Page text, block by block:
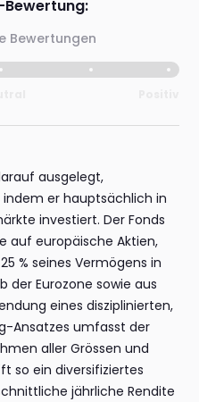
Bewertungen
ausgelegt,
er hauptsächlich in
investiert. Der Fonds
auf europäische Aktien,
% seines Vermögens in
der Eurozone sowie aus
eines disziplinierten,
Ansatzes umfasst der
aller Grössen und
so ein diversifiziertes
jährliche Rendite